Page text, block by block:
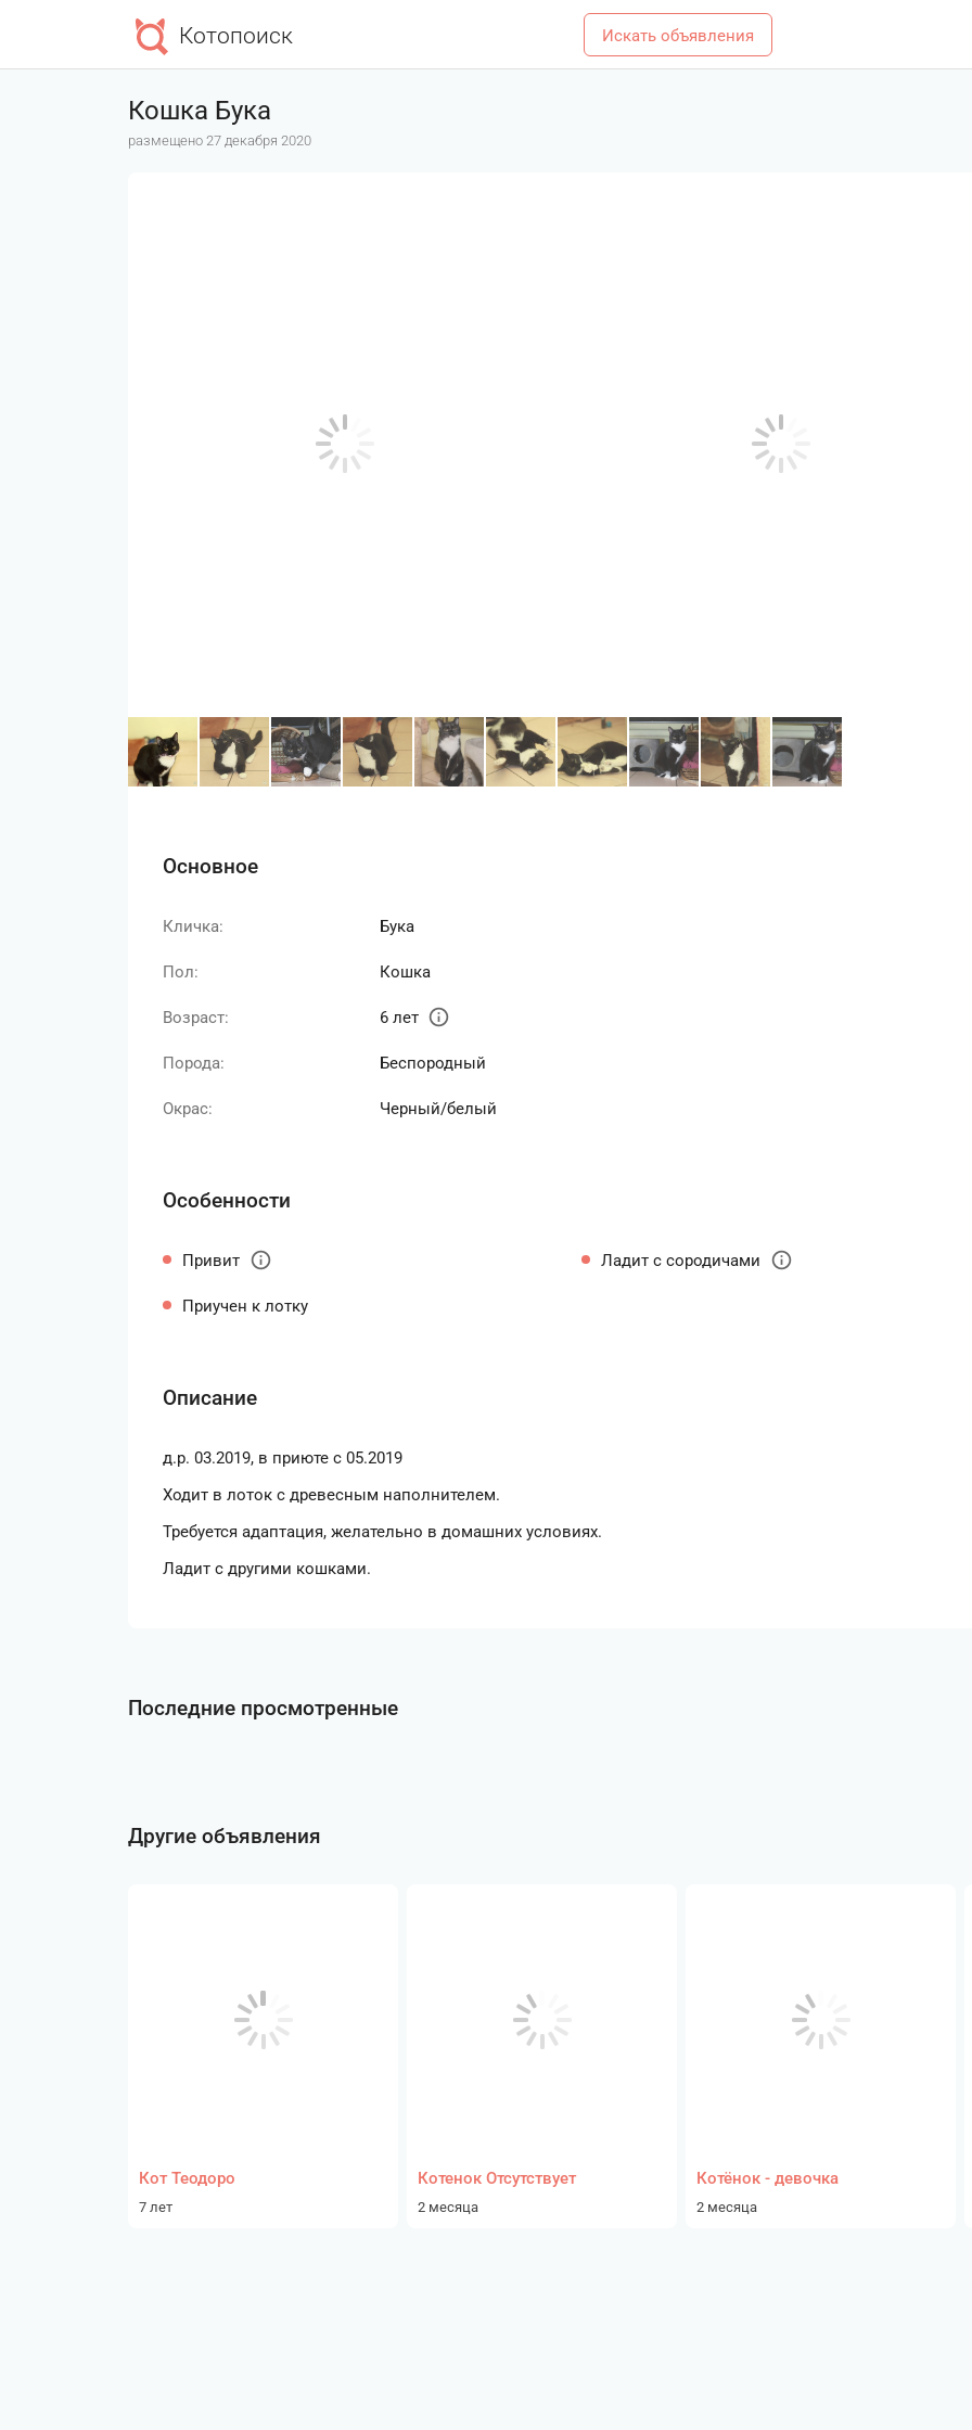
Котопоиск Искать объявления
Кошка Бука
размещено 27 декабря 2020
Основное
Кличка: Бука
Пол: Кошка
Возраст: 6 лет info
Порода: Беспородный
Окрас: Черный/белый
Особенности
Привит info
Приучен к лотку
Ладит с сородичами info
Описание
д.р. 03.2019, в приюте с 05.2019
Ходит в лоток с древесным наполнителем.
Требуется адаптация, желательно в домашних условиях.
Ладит с другими кошками.
Последние просмотренные
Другие объявления
Кот Теодоро
7 лет
Котенок Отсутствует
2 месяца
Котёнок - девочка
2 месяца